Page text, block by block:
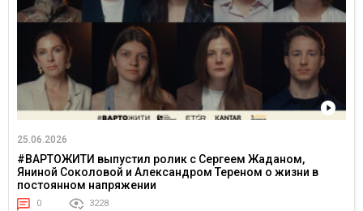
25.06.2026
#ВАРТОЖИТИ выпустил ролик с Сергеем Жаданом,
Яниной Соколовой и Александром Тереном о жизни в
постоянном напряжении
0 3228